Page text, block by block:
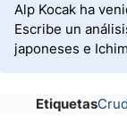
Alp Kocak ha
Escribe un
japoneses e
Etiquetas